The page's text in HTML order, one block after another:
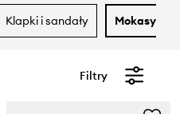
klapki i sandały mokasyny
Filtry